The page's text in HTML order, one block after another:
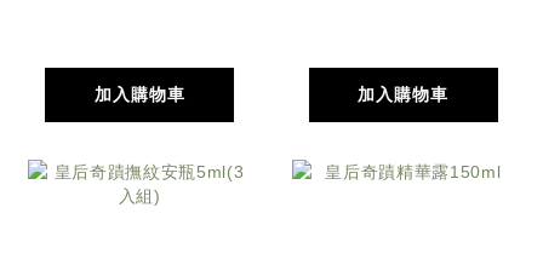
加入購物車 加入購物車